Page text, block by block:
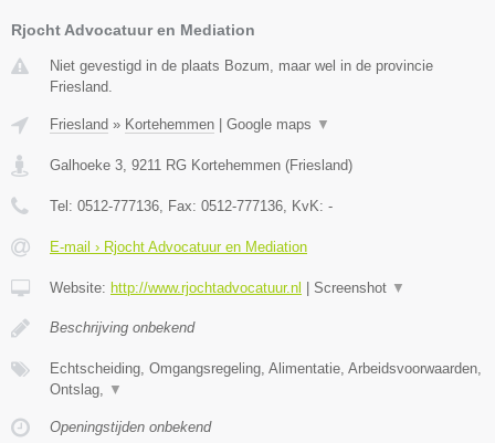
Rjocht Advocatuur en Mediation
Niet gevestigd in de plaats Bozum, maar wel in de provincie
Friesland.
Friesland » Kortehemmen Google maps ▼
Galhoeke 3 9211 RG Kortehemmen (Friesland)
Tel: 0512-777136 , Fax: 0512-777136 , KvK: -
E-mail › Rjocht Advocatuur en Mediation
Website: http://www.rjochtadvocatuur.nl Screenshot ▼
Beschrijving onbekend
Echtscheiding, Omgangsregeling, Alimentatie, Arbeidsvoorwaarden,
Ontslag,
▼
Openingstijden onbekend